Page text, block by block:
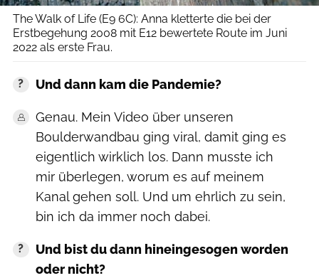
The Walk of Life (E9 6C): Anna kletterte die bei der
Erstbegehung 2008 mit E12 bewertete Route im Juni
2022 als erste Frau.
Und dann kam die Pandemie?
Genau. Mein Video über unseren
Boulderwandbau ging viral, damit ging es
eigentlich wirklich los. Dann musste ich
mir überlegen, worum es auf meinem
Kanal gehen soll. Und um ehrlich zu sein,
bin ich da immer noch dabei.
Und bist du dann hineingesogen worden
oder nicht?